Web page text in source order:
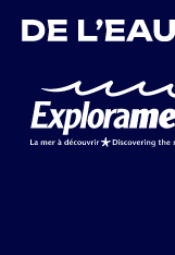
Passer
principal